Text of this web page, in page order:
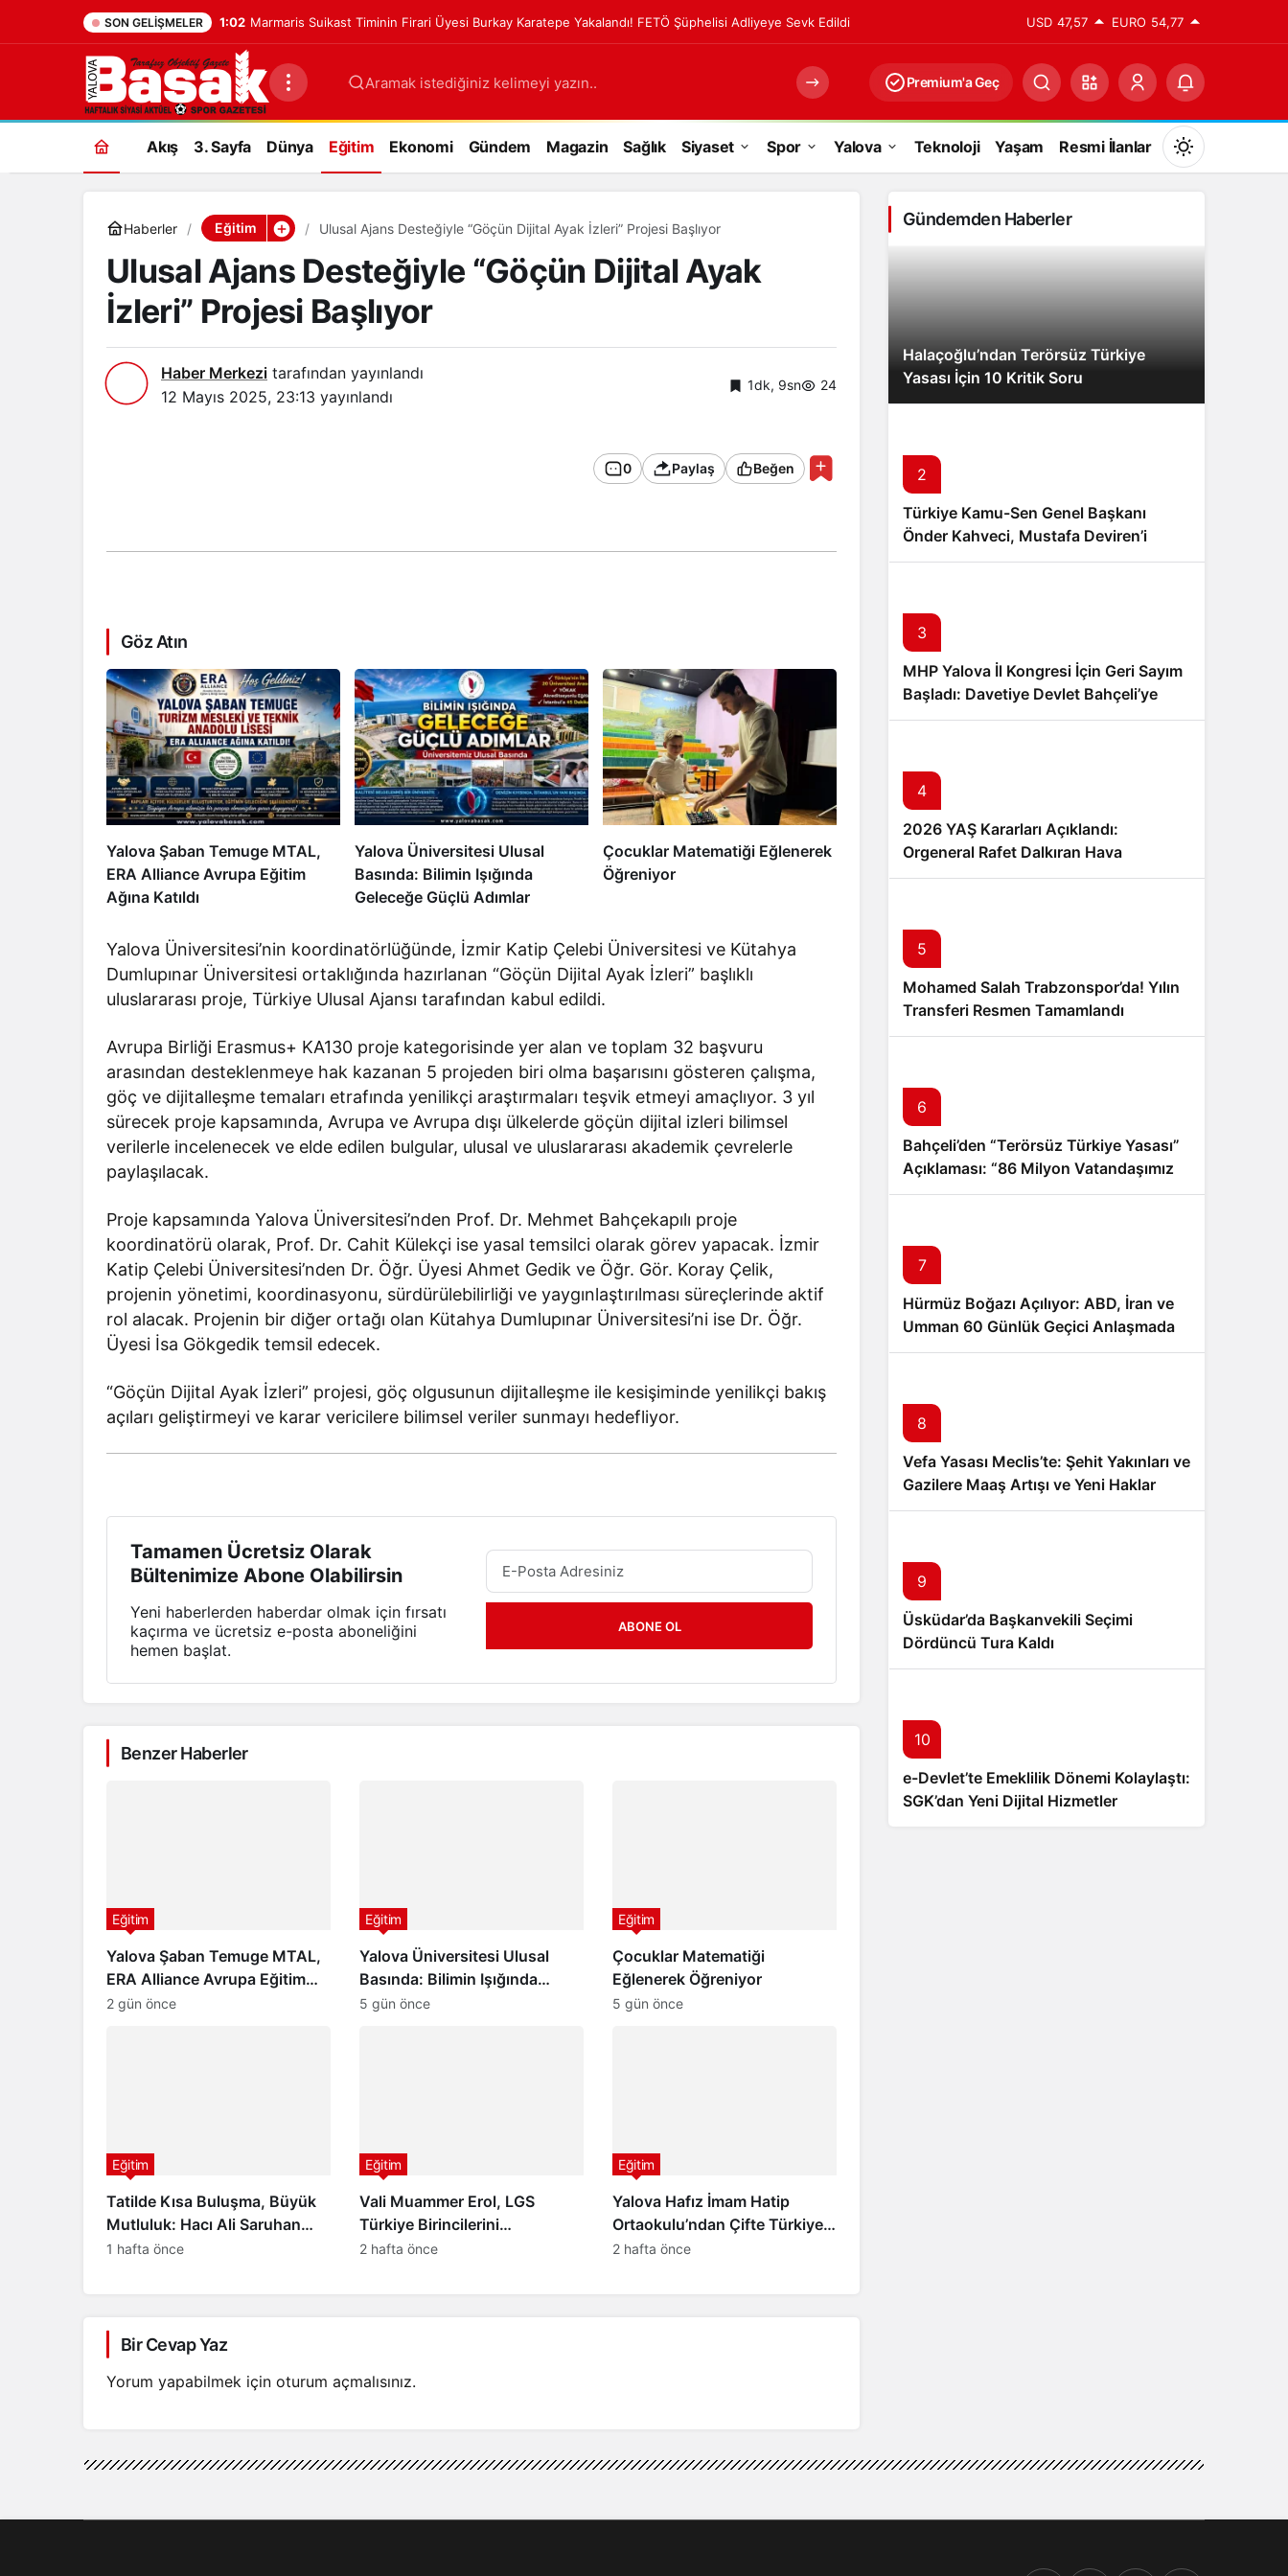
SON GELIŞMELER 1:02 Marmaris Suikast Timinin Firari Üyesi Burkay Karatepe Yakalandı! FETÖ Şüphelisi Adliyeye Sevk Edildi USD 47,57 EURO 54,77
Aramak istediğiniz kelimeyi yazın.. Premium'a Geç
Akış 3. Sayfa Dünya Eğitim Ekonomi Gündem Magazin Sağlık Siyaset Spor Yalova Teknoloji Yaşam Resmi İlanlar
Mod
değiştir
Gece Modu
Haberler Eğitim Ulusal Ajans Desteğiyle “Göçün Dijital Ayak İzleri” Projesi Başlıyor
Ulusal Ajans Desteğiyle “Göçün Dijital Ayak
İzleri” Projesi Başlıyor
Haber Merkezi tarafından yayınlandı
12 Mayıs 2025, 23:13 yayınlandı
1dk, 9sn 24
0 Paylaş Beğen
Göz Atın
Yalova Şaban Temuge MTAL,
ERA Alliance Avrupa Eğitim
Ağına Katıldı
Yalova Üniversitesi Ulusal
Basında: Bilimin Işığında
Geleceğe Güçlü Adımlar
Çocuklar Matematiği Eğlenerek
Öğreniyor
Yalova Üniversitesi’nin koordinatörlüğünde, İzmir Katip Çelebi Üniversitesi ve Kütahya
Dumlupınar Üniversitesi ortaklığında hazırlanan “Göçün Dijital Ayak İzleri” başlıklı
uluslararası proje, Türkiye Ulusal Ajansı tarafından kabul edildi.
Avrupa Birliği Erasmus+ KA130 proje kategorisinde yer alan ve toplam 32 başvuru
arasından desteklenmeye hak kazanan 5 projeden biri olma başarısını gösteren çalışma,
göç ve dijitalleşme temaları etrafında yenilikçi araştırmaları teşvik etmeyi amaçlıyor. 3 yıl
sürecek proje kapsamında, Avrupa ve Avrupa dışı ülkelerde göçün dijital izleri bilimsel
verilerle incelenecek ve elde edilen bulgular, ulusal ve uluslararası akademik çevrelerle
paylaşılacak.
Proje kapsamında Yalova Üniversitesi’nden Prof. Dr. Mehmet Bahçekapılı proje
koordinatörü olarak, Prof. Dr. Cahit Külekçi ise yasal temsilci olarak görev yapacak. İzmir
Katip Çelebi Üniversitesi’nden Dr. Öğr. Üyesi Ahmet Gedik ve Öğr. Gör. Koray Çelik,
projenin yönetimi, koordinasyonu, sürdürülebilirliği ve yaygınlaştırılması süreçlerinde aktif
rol alacak. Projenin bir diğer ortağı olan Kütahya Dumlupınar Üniversitesi’ni ise Dr. Öğr.
Üyesi İsa Gökgedik temsil edecek.
“Göçün Dijital Ayak İzleri” projesi, göç olgusunun dijitalleşme ile kesişiminde yenilikçi bakış
açıları geliştirmeyi ve karar vericilere bilimsel veriler sunmayı hedefliyor.
Tamamen Ücretsiz Olarak
Bültenimize Abone Olabilirsin
Yeni haberlerden haberdar olmak için fırsatı
kaçırma ve ücretsiz e-posta aboneliğini
hemen başlat.
ABONE OL
Benzer Haberler
Yalova Şaban Temuge MTAL,
ERA Alliance Avrupa Eğitim
Ağına Katıldı
Eğitim
2 gün önce
Yalova Üniversitesi Ulusal
Basında: Bilimin Işığında
Geleceğe Güçlü Adımlar
Eğitim
5 gün önce
Çocuklar Matematiği
Eğlenerek Öğreniyor
Eğitim
5 gün önce
Tatilde Kısa Buluşma, Büyük
Mutluluk: Hacı Ali Saruhan
İlkokulu ve Ortaokulu’ndan
Eğitim
1 hafta önce
Vali Muammer Erol, LGS
Türkiye Birincilerini
Makamında Ağırladı
Eğitim
2 hafta önce
Yalova Hafız İmam Hatip
Ortaokulu’ndan Çifte Türkiye
Birinciliği! YKS 2026 ve LGS’de
Eğitim
2 hafta önce
Bir Cevap Yaz
Yorum yapabilmek için oturum açmalısınız.
Gündemden Haberler
Halaçoğlu’ndan Terörsüz Türkiye
Yasası İçin 10 Kritik Soru
2
Türkiye Kamu-Sen Genel Başkanı
Önder Kahveci, Mustafa Deviren’i
Genel Merkezde Kabul Etti
3
MHP Yalova İl Kongresi İçin Geri Sayım
Başladı: Davetiye Devlet Bahçeli’ye
Takdim Edildi
4
2026 YAŞ Kararları Açıklandı:
Orgeneral Rafet Dalkıran Hava
Kuvvetleri Komutanı Oldu
5
Mohamed Salah Trabzonspor’da! Yılın
Transferi Resmen Tamamlandı
6
Bahçeli’den “Terörsüz Türkiye Yasası”
Açıklaması: “86 Milyon Vatandaşımız
Kazandı”
7
Hürmüz Boğazı Açılıyor: ABD, İran ve
Umman 60 Günlük Geçici Anlaşmada
Uzlaştı
8
Vefa Yasası Meclis’te: Şehit Yakınları ve
Gazilere Maaş Artışı ve Yeni Haklar
9
Üsküdar’da Başkanvekili Seçimi
Dördüncü Tura Kaldı
10
e-Devlet’te Emeklilik Dönemi Kolaylaştı:
SGK’dan Yeni Dijital Hizmetler